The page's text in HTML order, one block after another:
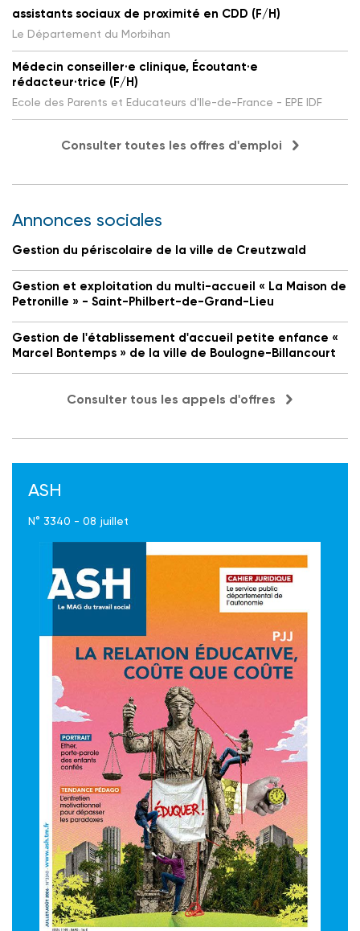
assistants sociaux de proximité en CDD (F/H)
Le Département du Morbihan
Médecin conseiller·e clinique, Écoutant·e
rédacteur·trice (F/H)
Ecole des Parents et Educateurs d'Ile-de-France - EPE IDF
Consulter toutes les offres d'emploi
Annonces sociales
Gestion du périscolaire de la ville de Creutzwald
Gestion et exploitation du multi-accueil « La Maison de
Petronille » - Saint-Philbert-de-Grand-Lieu
Gestion de l'établissement d'accueil petite enfance «
Marcel Bontemps » de la ville de Boulogne-Billancourt
Consulter tous les appels d'offres
ASH
N° 3340 - 08 juillet